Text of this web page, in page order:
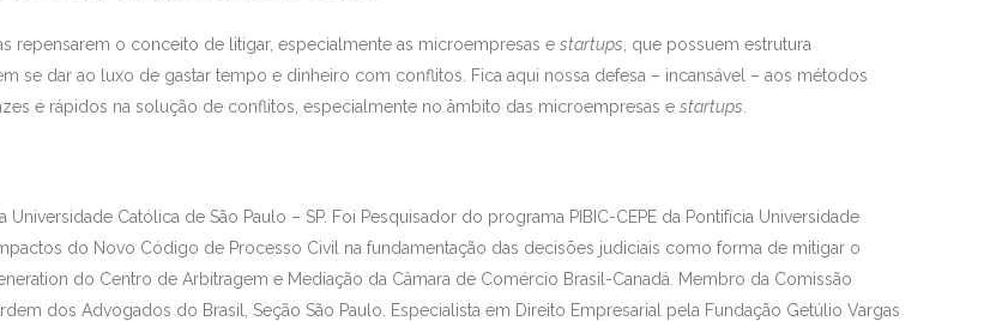
repensarem o conceito de litigar, especialmente as microempresas e startups , que possuem estrutura
se dar ao luxo de gastar tempo e dinheiro com conflitos. Fica aqui nossa defesa – incansável – aos métodos
e rápidos na solução de conflitos, especialmente no âmbito das microempresas e startups
Católica de São Paulo – SP. Foi Pesquisador do programa PIBIC-CEPE da Pontifícia Universidade
do Novo Código de Processo Civil na fundamentação das decisões judiciais como forma de mitigar o
do Centro de Arbitragem e Mediação da Câmara de Comércio Brasil-Canadá. Membro da Comissão
dos Advogados do Brasil, Seção São Paulo. Especialista em Direito Empresarial pela Fundação Getúlio Vargas